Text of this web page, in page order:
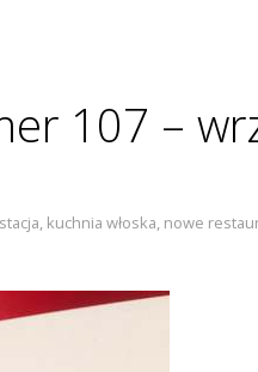
107 –
, kuchnia włoska, nowe